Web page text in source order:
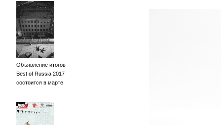
Объявление итогов
Best of Russia 2017
состоится в марте